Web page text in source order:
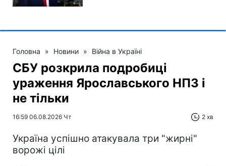
Головна » Новини » Війна в Україні
СБУ розкрила подробиці
ураження Ярославського НПЗ і
не тільки
16:59 06.08.2026 Чт 2 хв
Україна успішно атакувала три "жирні"
ворожі цілі